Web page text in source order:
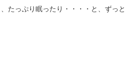
たっぷり眠ったり・・・・と、ずっと